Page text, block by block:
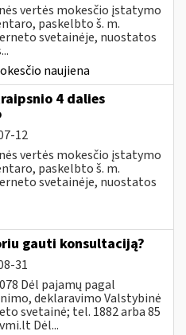
vertės mokesčio įstatymo
paskelbto š. m.
svetainėje, nuostatos
naujiena
4 dalies
12
vertės mokesčio įstatymo
paskelbto š. m.
svetainėje, nuostatos
gauti konsultaciją?
31
Dėl pajamų pagal
deklaravimo Valstybinė
svetainė; tel. 1882 arba 85
Dėl...